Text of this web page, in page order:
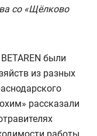
со «Щёлково
были
из разных
рассказали
работы